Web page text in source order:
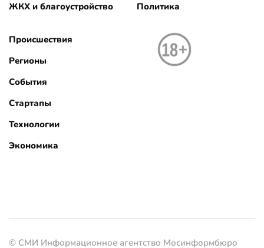
ЖКХ и благоустройство
Политика
Происшествия
Регионы
События
Стартапы
Технологии
Экономика
© СМИ Информационное агентство Мосинформбюро